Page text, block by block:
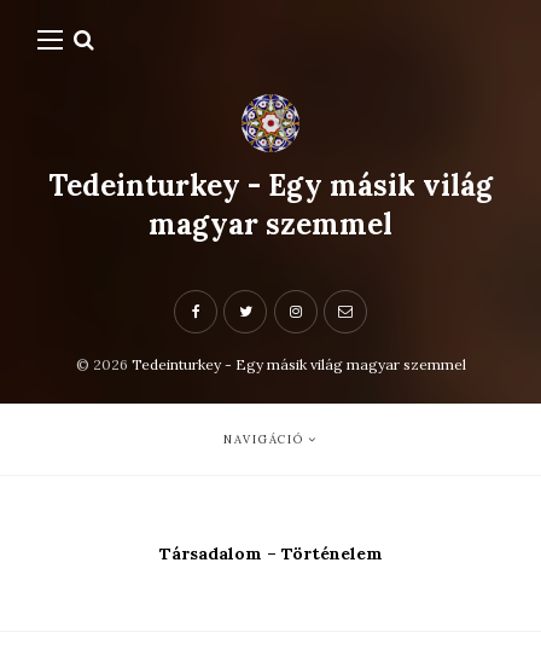
Tedeinturkey - Egy másik világ
magyar szemmel
© 2026 Tedeinturkey - Egy másik világ magyar szemmel
NAVIGÁCIÓ
Társadalom – Történelem